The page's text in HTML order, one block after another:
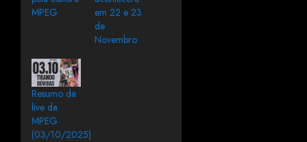
MPEG
em 22 e 23
de
Novembro
Resumo da
live da
MPEG
(03/10/2025)